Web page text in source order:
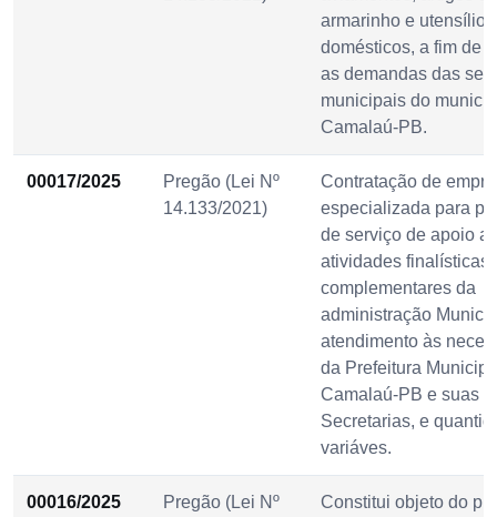
armarinho e utensílios
domésticos, a fim de
as demandas das
municipais do
Camalaú-PB.
00017/2025
Pregão (Lei Nº
14.133/2021)
Contratação de
especializada para
de serviço de apoio as
atividades finalísticas
complementares da
administração
atendimento às
da Prefeitura
Camalaú-PB e suas
Secretarias, e
variáves.
00016/2025
Pregão (Lei Nº
Constitui objeto do